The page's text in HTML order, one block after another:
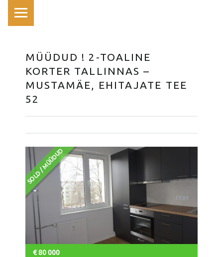
MÜÜDUD ! 2-TOALINE
KORTER TALLINNAS –
MUSTAMÄE, EHITAJATE TEE
52
SOLD / MÜÜDUD
€80 000